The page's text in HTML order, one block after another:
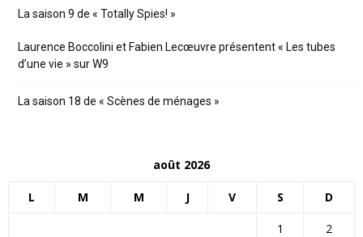
La saison 9 de « Totally Spies! »
Laurence Boccolini et Fabien Lecœuvre présentent « Les tubes
d’une vie » sur W9
La saison 18 de « Scènes de ménages »
août 2026
L M M J V S D
1
2